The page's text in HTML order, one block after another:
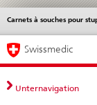
Navigation
directe:
actualités,
bases
Actualités & Mises à
Carnets à souches pour
Service
Navigation
Swissmedic
Unternavigation